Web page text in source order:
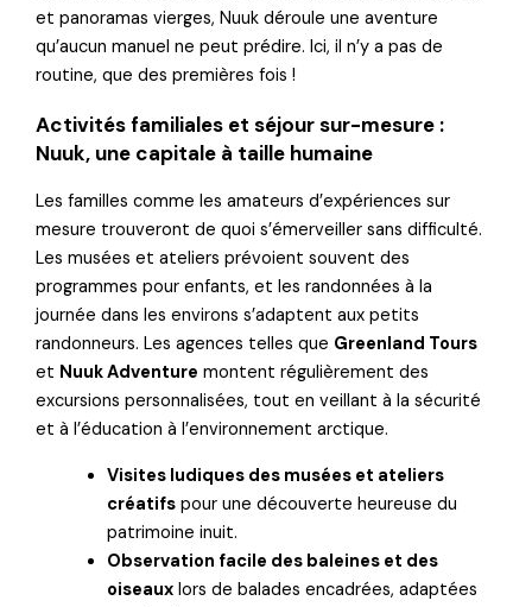
et panoramas vierges, Nuuk déroule une aventure
qu’aucun manuel ne peut prédire. Ici, il n’y a pas de
routine, que des premières fois !
Activités familiales et séjour sur-mesure :
Nuuk, une capitale à taille humaine
Les familles comme les amateurs d’expériences sur
mesure trouveront de quoi s’émerveiller sans difficulté.
Les musées et ateliers prévoient souvent des
programmes pour enfants, et les randonnées à la
journée dans les environs s’adaptent aux petits
randonneurs. Les agences telles que Greenland Tours
et Nuuk Adventure montent régulièrement des
excursions personnalisées, tout en veillant à la sécurité
et à l’éducation à l’environnement arctique.
Visites ludiques des musées et ateliers
créatifs pour une découverte heureuse du
patrimoine inuit.
Observation facile des baleines et des
oiseaux lors de balades encadrées, adaptées